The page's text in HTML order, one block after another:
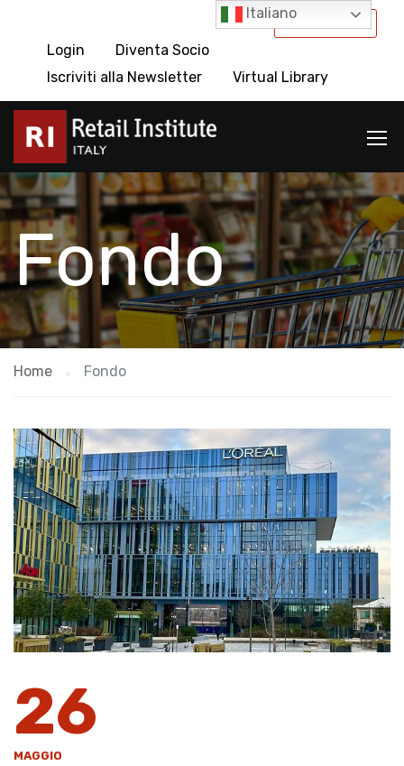
International
Login
Diventa Socio
Iscriviti alla Newsletter
Virtual Library
Fondo
Home Fondo
26
MAGGIO
Italiano